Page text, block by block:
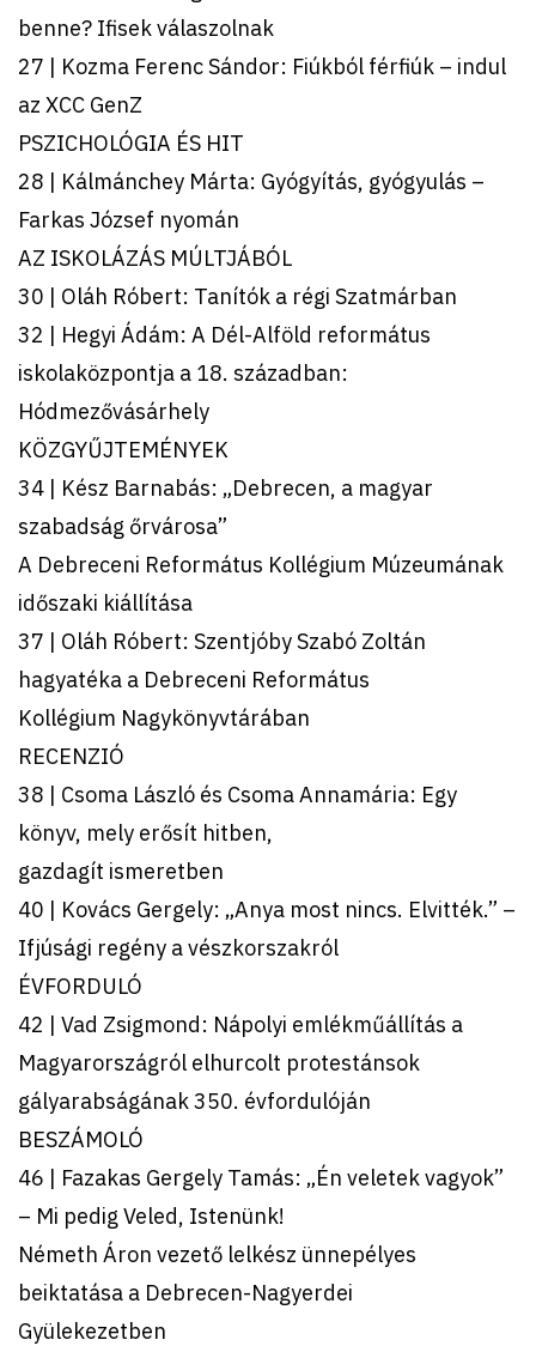
benne? Ifisek válaszolnak
27 | Kozma Ferenc Sándor: Fiúkból férfiúk – indul
az XCC GenZ
PSZICHOLÓGIA ÉS HIT
28 | Kálmánchey Márta: Gyógyítás, gyógyulás –
Farkas József nyomán
AZ ISKOLÁZÁS MÚLTJÁBÓL
30 | Oláh Róbert: Tanítók a régi Szatmárban
32 | Hegyi Ádám: A Dél-Alföld református
iskolaközpontja a 18. században:
Hódmezővásárhely
KÖZGYŰJTEMÉNYEK
34 | Kész Barnabás: „Debrecen, a magyar
szabadság őrvárosa”
A Debreceni Református Kollégium Múzeumának
időszaki kiállítása
37 | Oláh Róbert: Szentjóby Szabó Zoltán
hagyatéka a Debreceni Református
Kollégium Nagykönyvtárában
RECENZIÓ
38 | Csoma László és Csoma Annamária: Egy
könyv, mely erősít hitben,
gazdagít ismeretben
40 | Kovács Gergely: „Anya most nincs. Elvitték.” –
Ifjúsági regény a vészkorszakról
ÉVFORDULÓ
42 | Vad Zsigmond: Nápolyi emlékműállítás a
Magyarországról elhurcolt protestánsok
gályarabságának 350. évfordulóján
BESZÁMOLÓ
46 | Fazakas Gergely Tamás: „Én veletek vagyok”
– Mi pedig Veled, Istenünk!
Németh Áron vezető lelkész ünnepélyes
beiktatása a Debrecen-Nagyerdei
Gyülekezetben